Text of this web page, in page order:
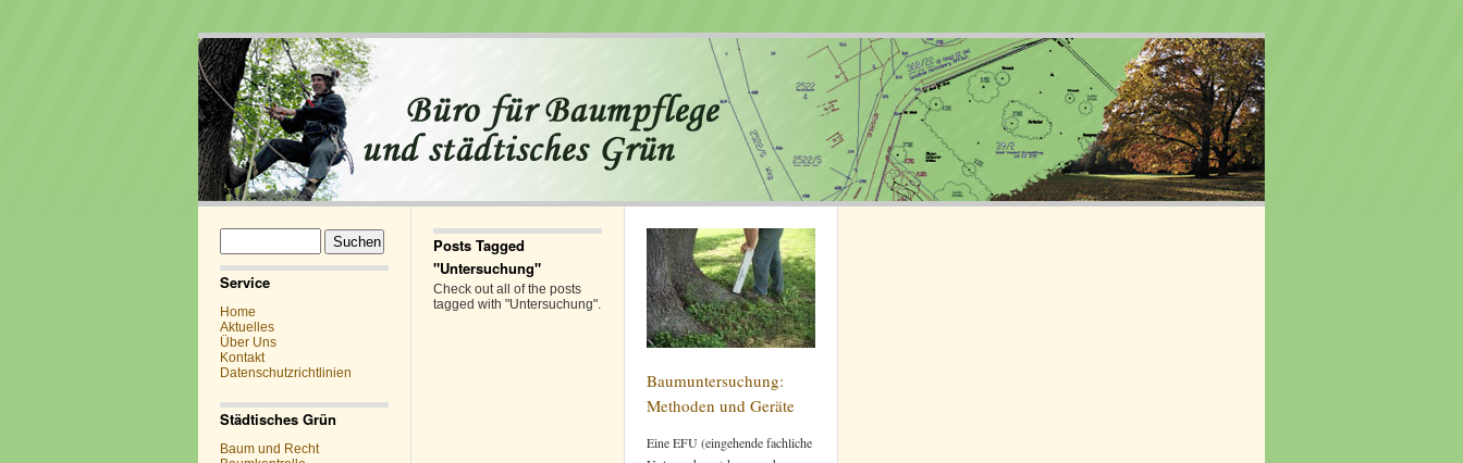
nach:
Service
Home
Aktuelles
Über Uns
Kontakt
Datenschutzrichtlinien
Städtisches Grün
Baum und Recht
Posts Tagged
"Untersuchung"
Check out all of the posts
tagged with "Untersuchung".
Baumuntersuchung:
Methoden und Geräte
Eine EFU (eingehende fachliche